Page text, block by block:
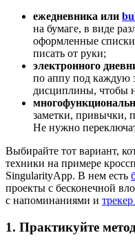
ежедневника или
на бумаге, в виде
оформленные
писать от руки;
электронного
по аппу под каждую
дисциплины, чтобы
заметки, привычки,
Не нужно
Выбирайте тот вариант,
техники на примере
SingularityApp. В нем есть
проекты с бесконечной
с напоминаниями и
1. Практикуйте